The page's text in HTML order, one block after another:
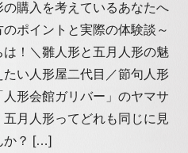
の購入を考えているあなたへ
のポイントと実際の体験談～
は！＼雛人形と五月人形の魅
たい人形屋二代目／節句人形
人形会館ガリバー」のヤマサ
五月人形ってどれも同じに見
か？ […]